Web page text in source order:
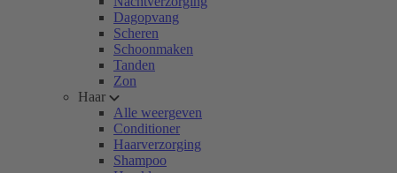
Dagopvang
Scheren
Schoonmaken
Tanden
Zon
Haar
Alle weergeven
Conditioner
Haarverzorging
Shampoo